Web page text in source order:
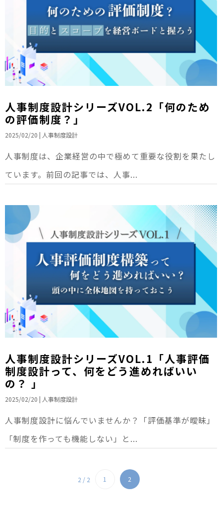
人事制度設計シリーズVOL.2「何のため
の評価制度？」
2025/02/20 | 人事制度設計
人事制度は、企業経営の中で極めて重要な役割を果たし
ています。前回の記事では、人事...
人事制度設計シリーズVOL.1「人事評価
制度設計って、何をどう進めればいい
の？ 」
2025/02/20 | 人事制度設計
人事制度設計に悩んでいませんか？「評価基準が曖昧」
「制度を作っても機能しない」と...
2 / 2 1 2